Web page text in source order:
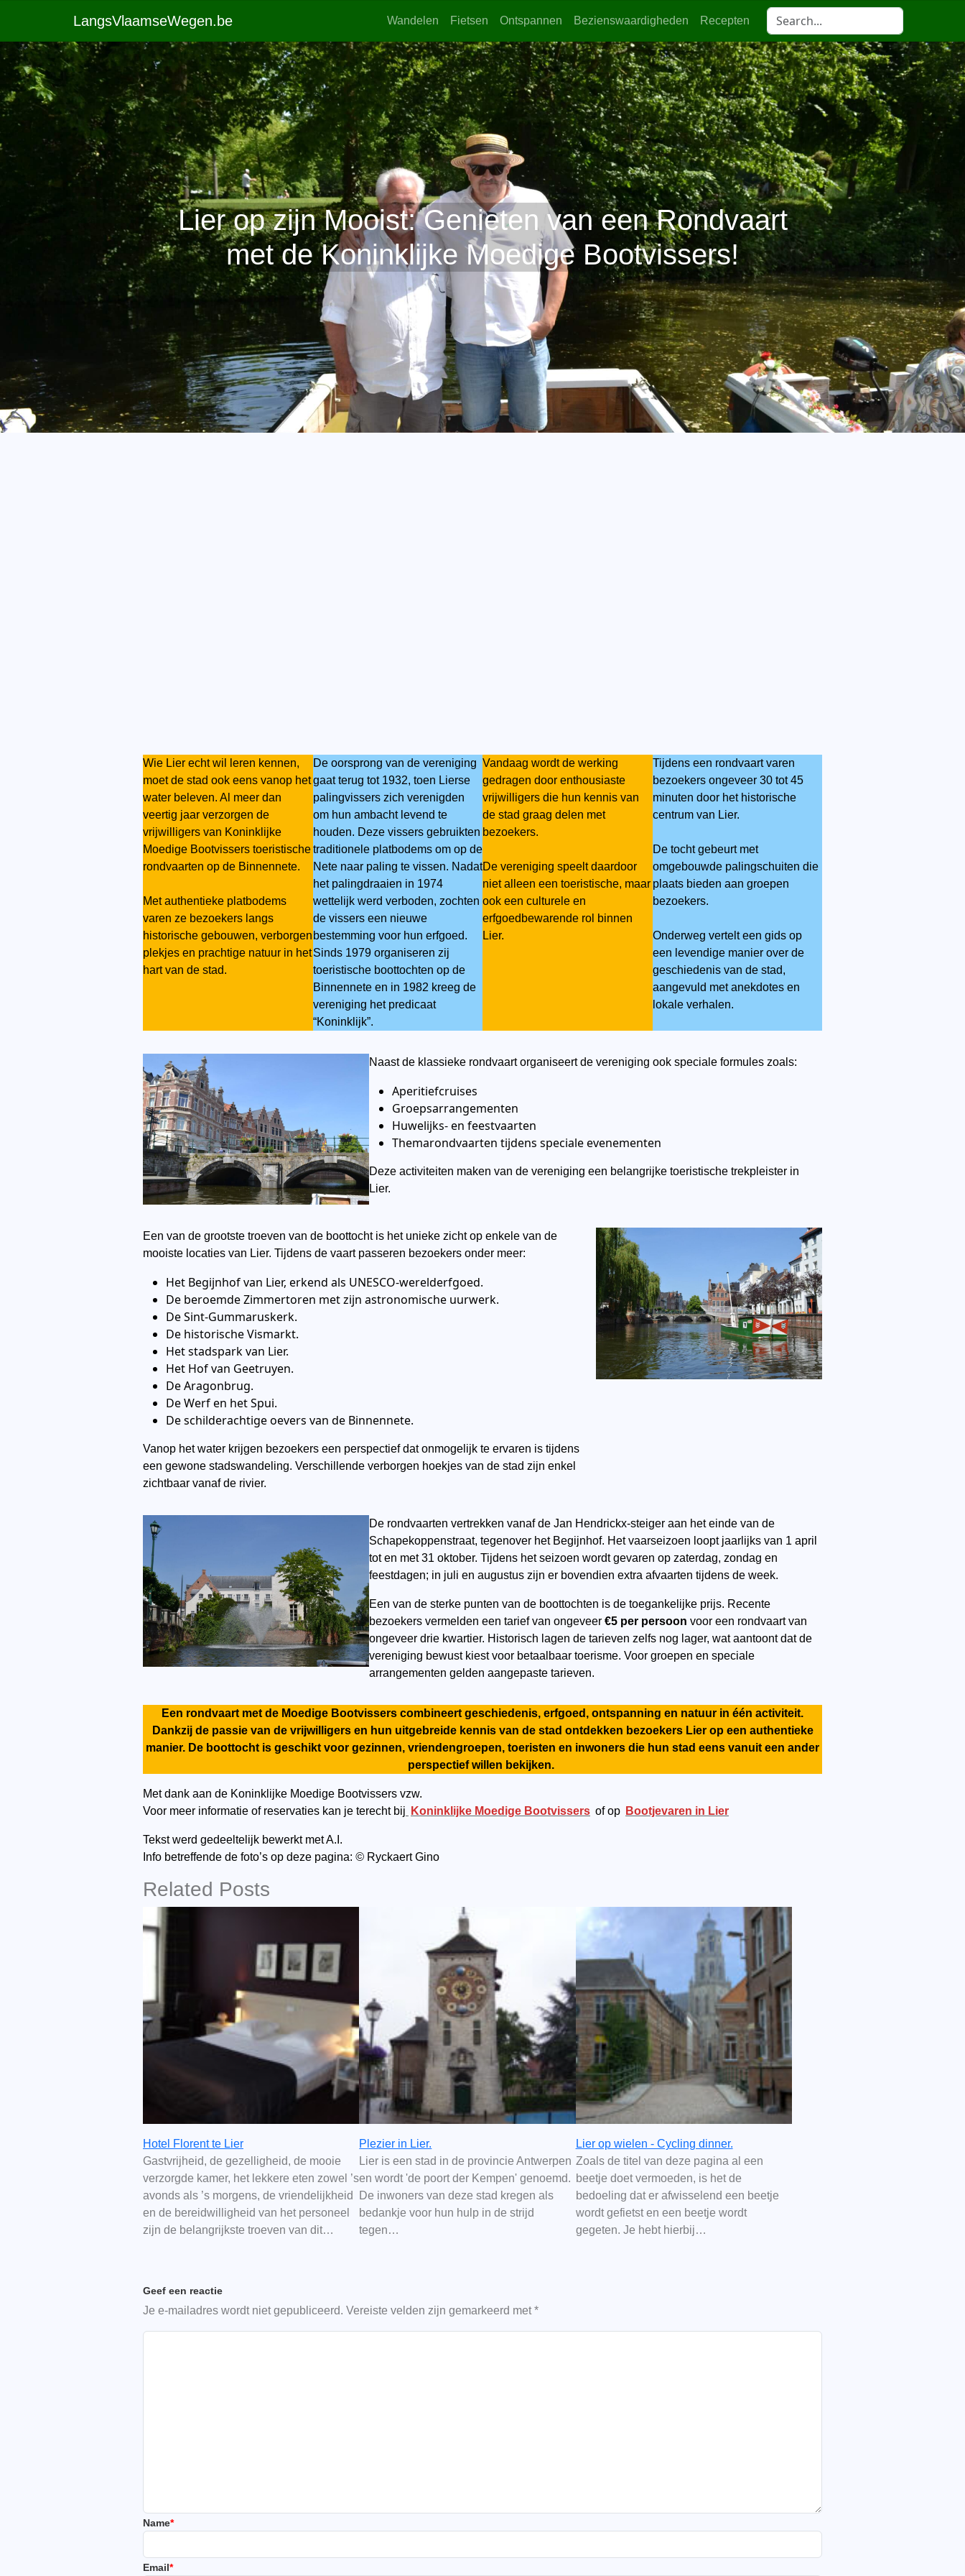
LangsVlaamseWegen.be Wandelen Fietsen Ontspannen Bezienswaardigheden Recepten
Lier op zijn Mooist: Genieten van een Rondvaart
met de Koninklijke Moedige Bootvissers!
Wie Lier echt wil leren kennen,
moet de stad ook eens vanop het
water beleven. Al meer dan
veertig jaar verzorgen de
vrijwilligers van Koninklijke
Moedige Bootvissers toeristische
rondvaarten op de Binnennete.
Met authentieke platbodems
varen ze bezoekers langs
historische gebouwen, verborgen
plekjes en prachtige natuur in het
hart van de stad.
De oorsprong van de vereniging
gaat terug tot 1932, toen Lierse
palingvissers zich verenigden
om hun ambacht levend te
houden. Deze vissers gebruikten
traditionele platbodems om op de
Nete naar paling te vissen. Nadat
het palingdraaien in 1974
wettelijk werd verboden, zochten
de vissers een nieuwe
bestemming voor hun erfgoed.
Sinds 1979 organiseren zij
toeristische boottochten op de
Binnennete en in 1982 kreeg de
vereniging het predicaat
“Koninklijk”.
Vandaag wordt de werking
gedragen door enthousiaste
vrijwilligers die hun kennis van
de stad graag delen met
bezoekers.
De vereniging speelt daardoor
niet alleen een toeristische, maar
ook een culturele en
erfgoedbewarende rol binnen
Lier.
Tijdens een rondvaart varen
bezoekers ongeveer 30 tot 45
minuten door het historische
centrum van Lier.
De tocht gebeurt met
omgebouwde palingschuiten die
plaats bieden aan groepen
bezoekers.
Onderweg vertelt een gids op
een levendige manier over de
geschiedenis van de stad,
aangevuld met anekdotes en
lokale verhalen.
Naast de klassieke rondvaart organiseert de vereniging ook speciale formules zoals:
Aperitiefcruises
Groepsarrangementen
Huwelijks- en feestvaarten
Themarondvaarten tijdens speciale evenementen
Deze activiteiten maken van de vereniging een belangrijke toeristische trekpleister in
Lier.
Een van de grootste troeven van de boottocht is het unieke zicht op enkele van de
mooiste locaties van Lier. Tijdens de vaart passeren bezoekers onder meer:
Het Begijnhof van Lier, erkend als UNESCO-werelderfgoed.
De beroemde Zimmertoren met zijn astronomische uurwerk.
De Sint-Gummaruskerk.
De historische Vismarkt.
Het stadspark van Lier.
Het Hof van Geetruyen.
De Aragonbrug.
De Werf en het Spui.
De schilderachtige oevers van de Binnennete.
Vanop het water krijgen bezoekers een perspectief dat onmogelijk te ervaren is tijdens
een gewone stadswandeling. Verschillende verborgen hoekjes van de stad zijn enkel
zichtbaar vanaf de rivier.
De rondvaarten vertrekken vanaf de Jan Hendrickx-steiger aan het einde van de
Schapekoppenstraat, tegenover het Begijnhof. Het vaarseizoen loopt jaarlijks van 1 april
tot en met 31 oktober. Tijdens het seizoen wordt gevaren op zaterdag, zondag en
feestdagen; in juli en augustus zijn er bovendien extra afvaarten tijdens de week.
Een van de sterke punten van de boottochten is de toegankelijke prijs. Recente
bezoekers vermelden een tarief van ongeveer€5 per persoon voor een rondvaart van
ongeveer drie kwartier. Historisch lagen de tarieven zelfs nog lager, wat aantoont dat de
vereniging bewust kiest voor betaalbaar toerisme. Voor groepen en speciale
arrangementen gelden aangepaste tarieven.
Een rondvaart met de Moedige Bootvissers combineert geschiedenis, erfgoed, ontspanning en natuur in één activiteit.
Dankzij de passie van de vrijwilligers en hun uitgebreide kennis van de stad ontdekken bezoekers Lier op een authentieke
manier. De boottocht is geschikt voor gezinnen, vriendengroepen, toeristen en inwoners die hun stad eens vanuit een ander
perspectief willen bekijken.
Met dank aan de Koninklijke Moedige Bootvissers vzw.
Voor meer informatie of reservaties kan je terecht bij
Koninklijke Moedige Bootvissers of op Bootjevaren in Lier
Tekst werd gedeeltelijk bewerkt met A.I.
Info betreffende de foto’s op deze pagina: © Ryckaert Gino
Related Posts
Hotel Florent te Lier
Gastvrijheid, de gezelligheid, de mooie
verzorgde kamer, het lekkere eten zowel ’s
avonds als ’s morgens, de vriendelijkheid
en de bereidwilligheid van het personeel
zijn de belangrijkste troeven van dit…
Plezier in Lier.
Lier is een stad in de provincie Antwerpen
en wordt 'de poort der Kempen' genoemd.
De inwoners van deze stad kregen als
bedankje voor hun hulp in de strijd
tegen…
Lier op wielen - Cycling dinner.
Zoals de titel van deze pagina al een
beetje doet vermoeden, is het de
bedoeling dat er afwisselend een beetje
wordt gefietst en een beetje wordt
gegeten. Je hebt hierbij…
Geef een reactie
Je e-mailadres wordt niet gepubliceerd. Vereiste velden zijn gemarkeerd met*
Name*
Email*